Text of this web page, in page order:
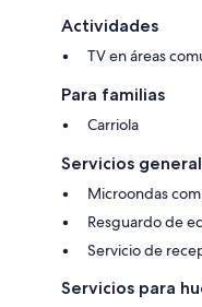
Actividades
TV en áreas
Para familias
Carriola
Servicios
Microondas
Resguardo de
Servicio de
Servicios para